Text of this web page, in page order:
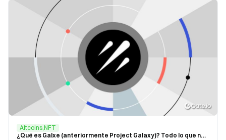
Altcoins,NFT
¿Qué es Galxe (anteriormente Project Galaxy)? Todo lo que necesitas saber sobre GAL 2025